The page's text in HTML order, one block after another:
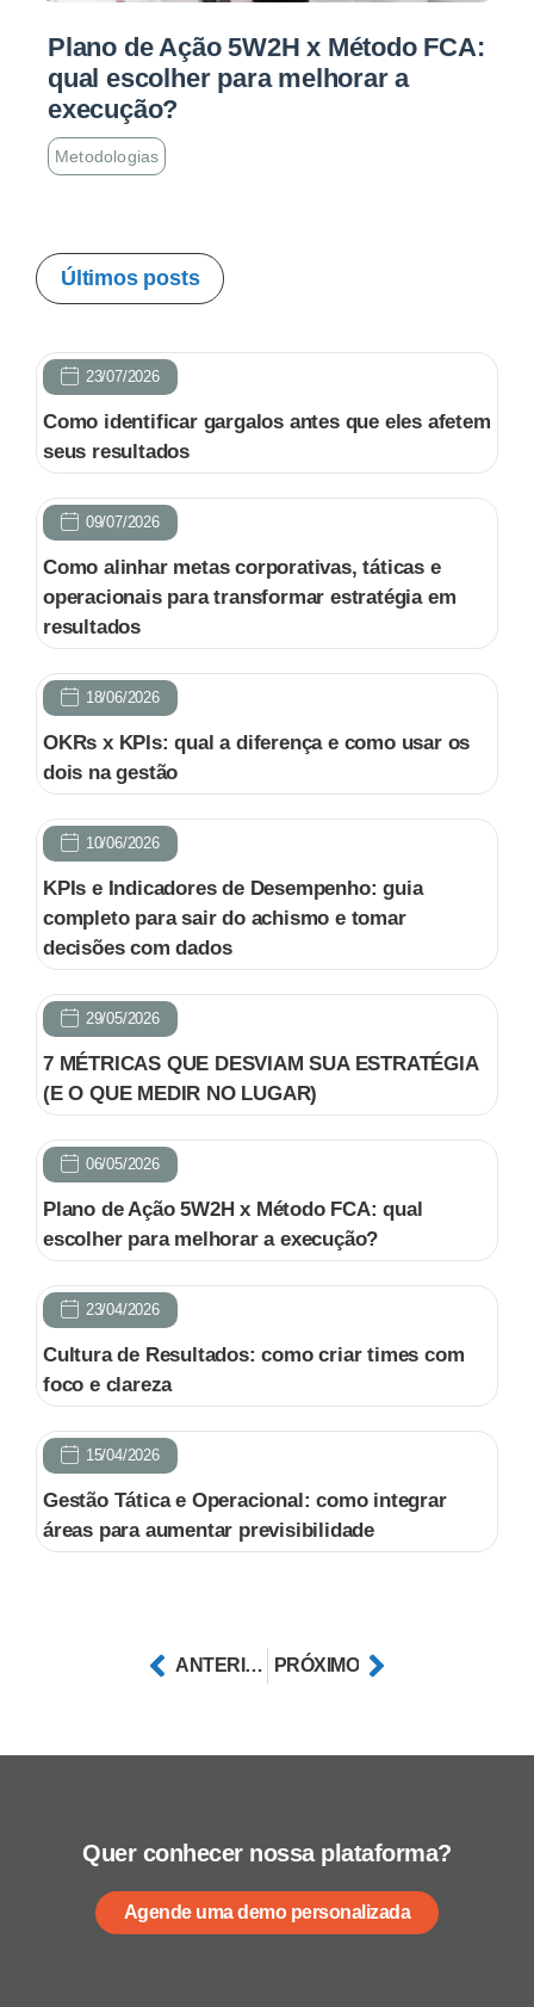
Plano de Ação 5W2H x Método FCA:
qual escolher para melhorar a
execução?
Metodologias
Últimos posts
23/07/2026
Como identificar gargalos antes que eles afetem
seus resultados
09/07/2026
Como alinhar metas corporativas, táticas e
operacionais para transformar estratégia em
resultados
18/06/2026
OKRs x KPIs: qual a diferença e como usar os
dois na gestão
10/06/2026
KPIs e Indicadores de Desempenho: guia
completo para sair do achismo e tomar
decisões com dados
29/05/2026
7 MÉTRICAS QUE DESVIAM SUA ESTRATÉGIA
(E O QUE MEDIR NO LUGAR)
06/05/2026
Plano de Ação 5W2H x Método FCA: qual
escolher para melhorar a execução?
23/04/2026
Cultura de Resultados: como criar times com
foco e clareza
15/04/2026
Gestão Tática e Operacional: como integrar
áreas para aumentar previsibilidade
ANTERIOR PRÓXIMO
Quer conhecer nossa plataforma?
Agende uma demo personalizada